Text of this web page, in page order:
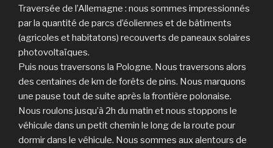
Traversée de l’Allemagne : nous sommes impressionnés
par la quantité de parcs d’éoliennes et de bâtiments
(agricoles et habitatons) recouverts de paneaux solaires
photovoltaïques.
Puis nous traversons la Pologne. Nous traversons alors
des centaines de km de forêts de pins. Nous marquons
une pause tout de suite après la frontière polonaise.
Nous roulons jusqu’à 2h du matin et nous stoppons le
véhicule dans un petit chemin le long de la route pour
dormir dans le véhicule. Nous sommes aux alentours de